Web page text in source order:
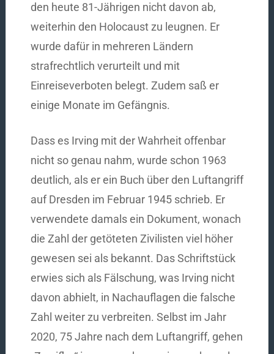
den heute 81-Jährigen nicht davon ab,
weiterhin den Holocaust zu leugnen. Er
wurde dafür in mehreren Ländern
strafrechtlich verurteilt und mit
Einreiseverboten belegt. Zudem saß er
einige Monate im Gefängnis.
Dass es Irving mit der Wahrheit offenbar
nicht so genau nahm, wurde schon 1963
deutlich, als er ein Buch über den Luftangriff
auf Dresden im Februar 1945 schrieb. Er
verwendete damals ein Dokument, wonach
die Zahl der getöteten Zivilisten viel höher
gewesen sei als bekannt. Das Schriftstück
erwies sich als Fälschung, was Irving nicht
davon abhielt, in Nachauflagen die falsche
Zahl weiter zu verbreiten. Selbst im Jahr
2020, 75 Jahre nach dem Luftangriff, gehen